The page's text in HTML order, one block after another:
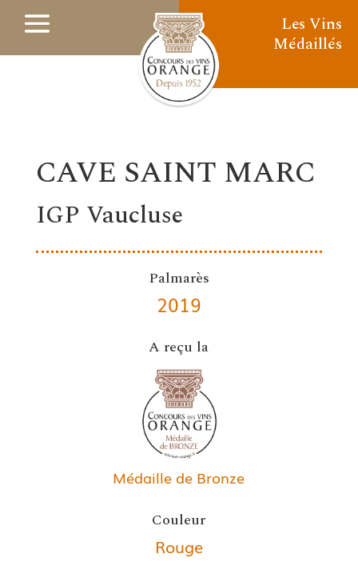
Les Vins
Médaillés
CAVE SAINT MARC
IGP Vaucluse
Palmarès
2019
A reçu la
Médaille de Bronze
Couleur
Rouge